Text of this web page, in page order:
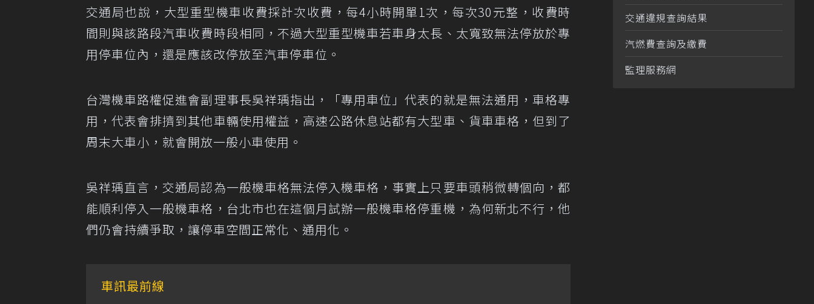
交通局也說，大型重型機車收費採計次收費，每4小時開單1次，每次30元整，收費時
間則與該路段汽車收費時段相同，不過大型重型機車若車身太長、太寬致無法停放於專
用停車位內，還是應該改停放至汽車停車位。
台灣機車路權促進會副理事長吳祥瑀指出，「專用車位」代表的就是無法通用，車格專
用，代表會排擠到其他車輛使用權益，高速公路休息站都有大型車、貨車車格，但到了
周末大車小，就會開放一般小車使用。
吳祥瑀直言，交通局認為一般機車格無法停入機車格，事實上只要車頭稍微轉個向，都
能順利停入一般機車格，台北市也在這個月試辦一般機車格停重機，為何新北不行，他
們仍會持續爭取，讓停車空間正常化、通用化。
車訊最前線
交通違規查詢結果
汽燃費查詢及繳費
監理服務網